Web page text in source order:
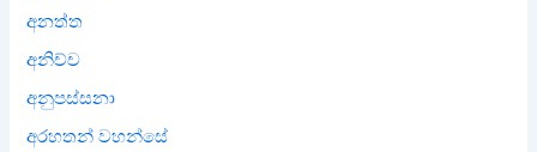
අනත්ත
අනිච්ච
අනුපස්සනා
අරහතන් වහන්සේ